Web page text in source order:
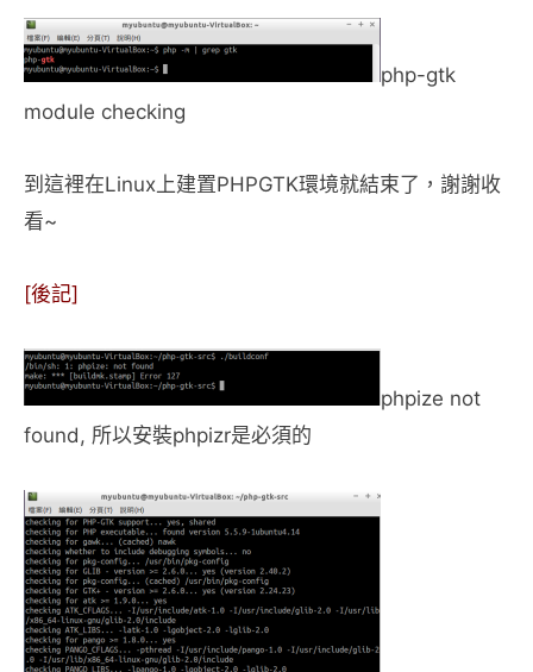
php-gtk
module checking
到這裡在Linux上建置PHPGTK環境就結束了，謝謝收
看~
[後記]
phpize not
found, 所以安裝phpizr是必須的